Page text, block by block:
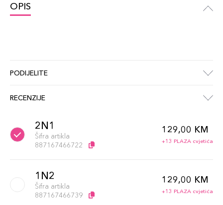
OPIS
PODIJELITE
RECENZIJE
2N1
Šifra artikla
887167466722
129,00 KM
+13 PLAZA cvjetića
1N2
Šifra artikla
887167466739
129,00 KM
+13 PLAZA cvjetića